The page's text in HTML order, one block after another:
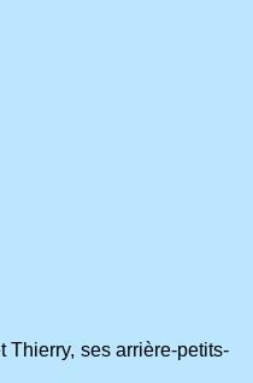
Thierry, ses arrière-petits-